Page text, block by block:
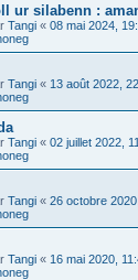
ur silabenn :
Tangi « 08 mai 2024,
Tangi « 13 août 2022,
Tangi « 02 juillet 2022,
Tangi « 26 octobre
Tangi « 16 mai 2020,